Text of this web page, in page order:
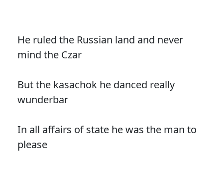
He ruled the Russian land and never
mind the Czar
But the kasachok he danced really
wunderbar
In all affairs of state he was the man to
please